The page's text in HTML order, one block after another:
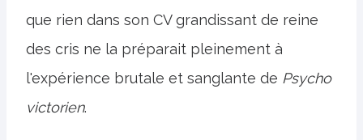
que rien dans son CV grandissant de reine
des cris ne la préparait pleinement à
l'expérience brutale et sanglante de Psycho
victorien.